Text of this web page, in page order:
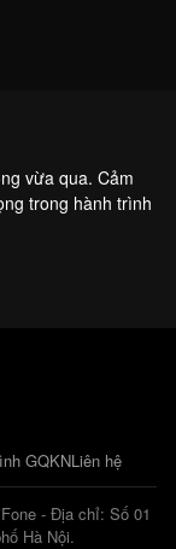
vừa qua. Cảm
trong hành trình
GQKNLiên hệ
- Địa chỉ: Số 01
Hà Nội.